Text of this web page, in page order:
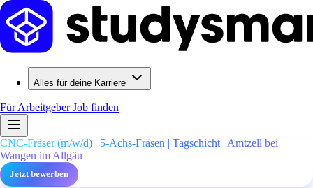
Alles für deine Karriere
Für ArbeitgeberJob finden
CNC-Fräser (m/w/d) | 5-Achs-Fräsen | Tagschicht | Amtzell bei
Wangen im Allgäu
Jetzt bewerben